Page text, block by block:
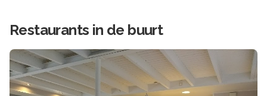
Restaurants in de buurt